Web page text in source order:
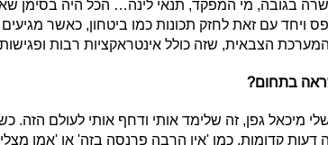
בגובה, מי המפקד, תנאי לינה… הכל היה בסימן
ויחד עם זאת לחזק תכונות כמו ביטחון, כאשר
הצבאית, שזה כולל אינטראקציות רבות
בתחום?
מיכאל גפן, זה שלימד אותי ודחף אותי לעולם הזה.
קדומות, כמו 'אין הרבה פרנסה בזה' או 'אמן